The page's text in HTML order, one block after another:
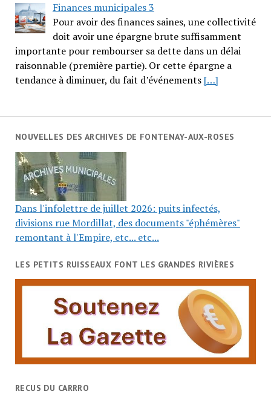
Finances municipales 3
Pour avoir des finances saines, une collectivité
doit avoir une épargne brute suffisamment
importante pour rembourser sa dette dans un délai
raisonnable (première partie). Or cette épargne a
tendance à diminuer, du fait d’événements […]
NOUVELLES DES ARCHIVES DE FONTENAY-AUX-ROSES
Dans l'infolettre de juillet 2026: puits infectés,
divisions rue Mordillat, des documents "éphémères"
remontant à l'Empire, etc... etc...
LES PETITS RUISSEAUX FONT LES GRANDES RIVIÈRES
RECUS DU CARRRO